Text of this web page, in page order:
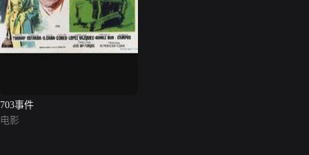
703事件
电影